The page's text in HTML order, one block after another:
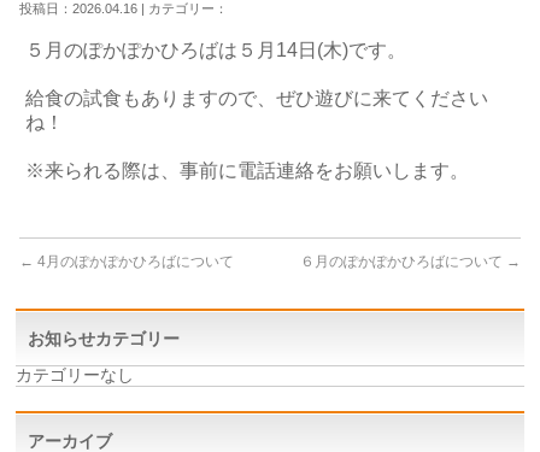
投稿日：2026.04.16 | カテゴリー：
５月のぽかぽかひろばは５月14日(木)です。
給食の試食もありますので、ぜひ遊びに来てください
ね！
※来られる際は、事前に電話連絡をお願いします。
← 4月のぽかぽかひろばについて ６月のぽかぽかひろばについて →
お知らせカテゴリー
カテゴリーなし
アーカイブ